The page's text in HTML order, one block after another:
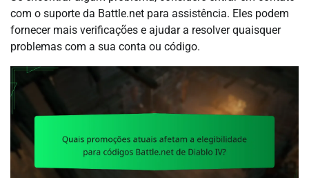
com o suporte da Battle.net para assistência. Eles podem
fornecer mais verificações e ajudar a resolver quaisquer
problemas com a sua conta ou código.